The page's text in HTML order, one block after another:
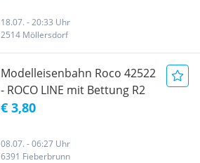
18.07. - 20:33 Uhr
2514 Möllersdorf
Modelleisenbahn Roco 42522
- ROCO LINE mit Bettung R2
€ 3,80
08.07. - 06:27 Uhr
6391 Fieberbrunn